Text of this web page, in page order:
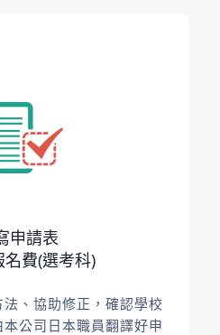
申請表
名費(選考科)
、協助修正，確認學校
公司日本職員翻譯好申